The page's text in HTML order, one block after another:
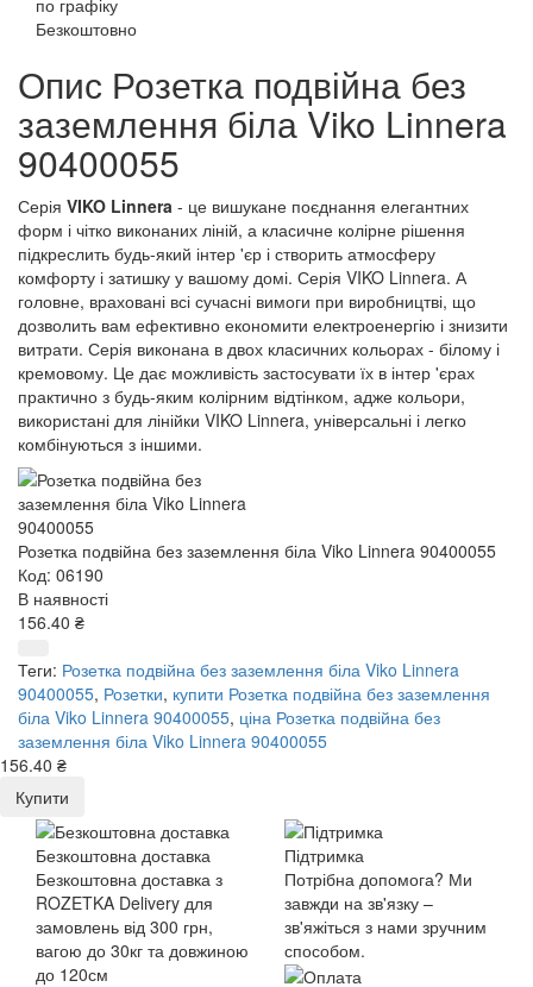
Безкоштовно
Опис Розетка подвійна без
заземлення біла Viko Linnera
90400055
Серія VIKO Linnera - це вишукане поєднання елегантних
форм і чітко виконаних ліній, а класичне колірне рішення
підкреслить будь-який інтер 'єр і створить атмосферу
комфорту і затишку у вашому домі. Серія VIKO Linnera. А
головне, враховані всі сучасні вимоги при виробництві, що
дозволить вам ефективно економити електроенергію і знизити
витрати. Серія виконана в двох класичних кольорах - білому і
кремовому. Це дає можливість застосувати їх в інтер 'єрах
практично з будь-яким колірним відтінком, адже кольори,
використані для лінійки VIKO Linnera, універсальні і легко
комбінуються з іншими.
Розетка подвійна без заземлення біла Viko Linnera 90400055
Код: 06190
В наявності
156.40 ₴
Теги: Розетка подвійна без заземлення біла Viko Linnera
90400055, Розетки, купити Розетка подвійна без заземлення
біла Viko Linnera 90400055, ціна Розетка подвійна без
заземлення біла Viko Linnera 90400055
156.40 ₴
Купити
Безкоштовна доставка
Безкоштовна доставка з
ROZETKA Delivery для
замовлень від 300 грн,
вагою до 30кг та довжиною
до 120см
Підтримка
Потрібна допомога? Ми
завжди на зв'язку –
зв'яжіться з нами зручним
способом.